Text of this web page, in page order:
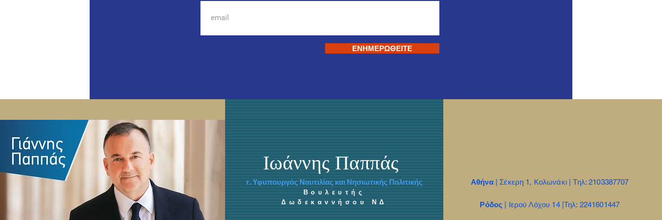
ΕΝΗΜΕΡΩΘΕΙΤΕ
Ιωάννης Παππάς
τ. Υφυπουργός Ναυτιλίας και Νησιωτικής Πολιτικής
Βουλευτής
Δωδεκαννήσου ΝΔ
Αθήνα | Σέκερη 1, Κολωνάκι | Τηλ: 2103387707
Ρόδος | Ιερού Λόχου 14 |Τηλ: 2241601447